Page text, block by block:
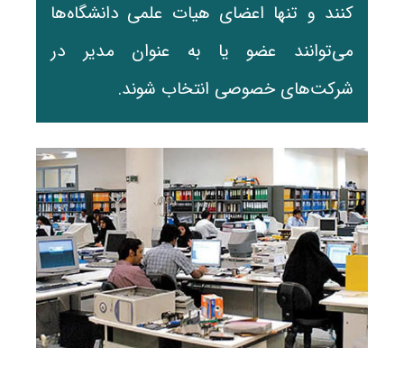
کنند و تنها اعضای هیات علمی دانشگاه‌ها
می‌توانند عضو یا به عنوان مدیر در
شرکت‌های خصوصی انتخاب شوند.